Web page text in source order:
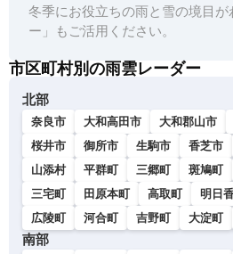
冬季にお役立ちの雨と雪の境目
ー」もご活用ください。
市区町村別の雨雲レーダー
北部
奈良市 大和高田市 大和郡山市
桜井市
御所市 生駒市 香芝市
山添村
平群町 三郷町 斑鳩町
三宅町
田原本町 高取町 明日
広陵町
河合町 吉野町 大淀町
南部